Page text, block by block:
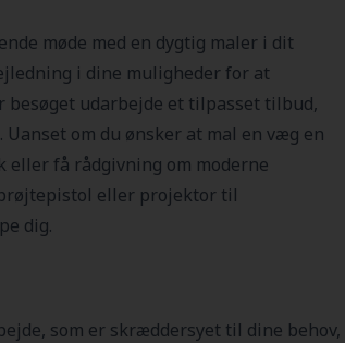
møde med en dygtig maler i dit
i dine muligheder for at
udarbejde et tilpasset tilbud,
om du ønsker at mal en væg en
få rådgivning om moderne
eller projektor til
dig.
som er skræddersyet til dine behov,